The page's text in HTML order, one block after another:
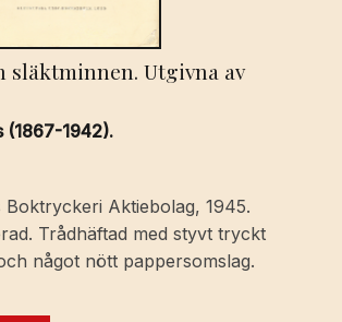
släktminnen. Utgivna av
(1867-1942).
Boktryckeri Aktiebolag, 1945.
Trådhäftad med styvt tryckt
något nött pappersomslag.